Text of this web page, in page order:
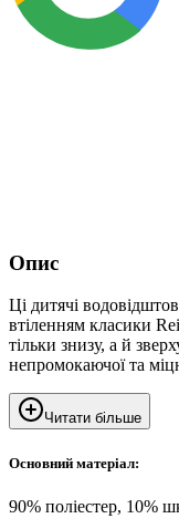
Опис
Ці дитячі
втіленням класики
тільки знизу, а й
непромокаючої та
Читати більше
Основний матеріал:
90% поліестер, 10%